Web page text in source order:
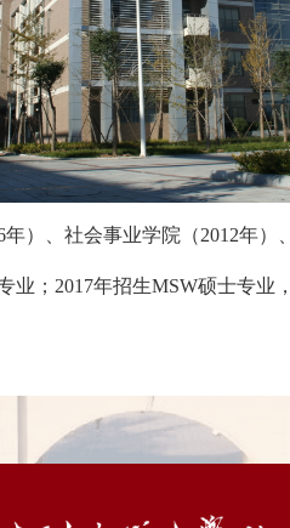
）、社会事业学院（2012年
；2017年招生MSW硕士专业